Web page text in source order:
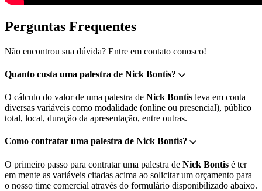
Perguntas Frequentes
Não encontrou sua dúvida? Entre em contato conosco!
Quanto custa uma palestra de Nick Bontis?
O cálculo do valor de uma palestra de Nick Bontis leva em conta
diversas variáveis como modalidade (online ou presencial), público
total, local, duração da apresentação, entre outras.
Como contratar uma palestra de Nick Bontis?
O primeiro passo para contratar uma palestra de Nick Bontis é ter
em mente as variáveis citadas acima ao solicitar um orçamento para
o nosso time comercial através do formulário disponibilizado abaixo.